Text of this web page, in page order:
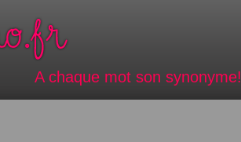
A chaque mot son synonyme!